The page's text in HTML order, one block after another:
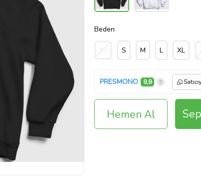
Beden
XS S M L XL
PRESMONO 9,8
Hemen Al